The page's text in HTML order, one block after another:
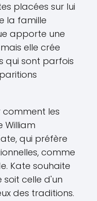
placées sur lui
la famille
apporte une
elle crée
qui sont parfois
comment les
William
qui préfère
comme
Kate souhaite
celle d'un
des traditions.